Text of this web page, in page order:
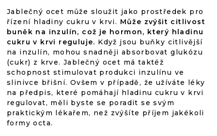
Jablečný ocet může sloužit jako prostředek pro
řízení hladiny cukru v krvi. Může zvýšit citlivost
buněk na inzulín, což je hormon, který hladinu
cukru v krvi reguluje. Když jsou buňky citlivější
na inzulín, mohou snadněji absorbovat glukózu
(cukr) z krve. Jablečný ocet má taktéž
schopnost stimulovat produkci inzulínu ve
slinivce břišní. Ovšem v případě, že užíváte léky
na předpis, které pomáhají hladinu cukru v krvi
regulovat, měli byste se poradit se svým
praktickým lékařem, než zvýšíte příjem jakékoli
formy octa.